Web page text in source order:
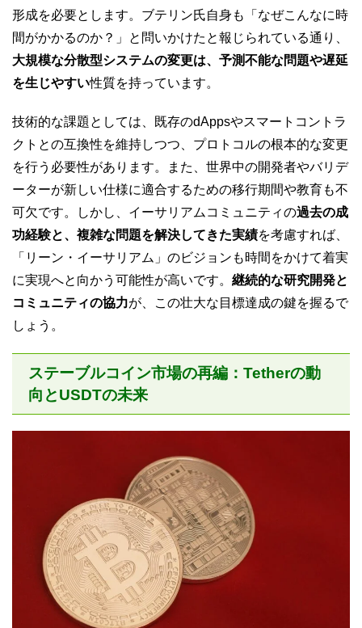
形成を必要とします。ブテリン氏自身も「なぜこんなに時
間がかかるのか？」と問いかけたと報じられている通り、
大規模な分散型システムの変更は、予測不能な問題や遅延
を生じやすい性質を持っています。
技術的な課題としては、既存のdAppsやスマートコントラ
クトとの互換性を維持しつつ、プロトコルの根本的な変更
を行う必要性があります。また、世界中の開発者やバリデ
ーターが新しい仕様に適合するための移行期間や教育も不
可欠です。しかし、イーサリアムコミュニティの過去の成
功経験と、複雑な問題を解決してきた実績を考慮すれば、
「リーン・イーサリアム」のビジョンも時間をかけて着実
に実現へと向かう可能性が高いです。 継続的な研究開発と
コミュニティの協力が、この壮大な目標達成の鍵を握るで
しょう。
ステーブルコイン市場の再編：Tetherの動
向とUSDTの未来